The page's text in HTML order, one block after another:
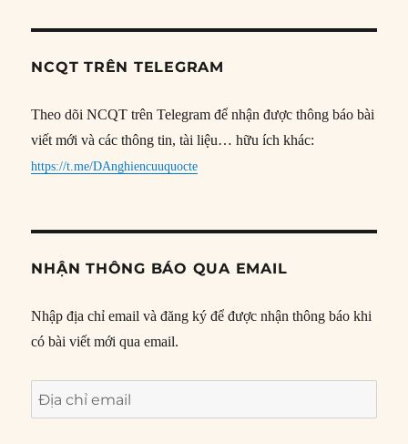
NCQT TRÊN TELEGRAM
Theo dõi NCQT trên Telegram để nhận được thông báo bài
viết mới và các thông tin, tài liệu… hữu ích khác:
https://t.me/DAnghiencuuquocte
NHẬN THÔNG BÁO QUA EMAIL
Nhập địa chỉ email và đăng ký để được nhận thông báo khi
có bài viết mới qua email.
Địa
chỉ